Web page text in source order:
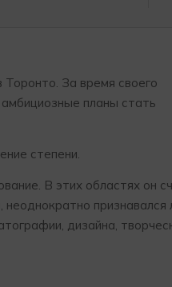
За время своего
планы стать
степени.
В этих областях он
признавался
дизайна,